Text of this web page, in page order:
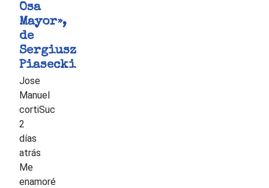
Osa
Mayor»,
de
Sergiusz
Piasecki
Jose
Manuel
cortiSuc
2
días
atrás
Me
enamoré